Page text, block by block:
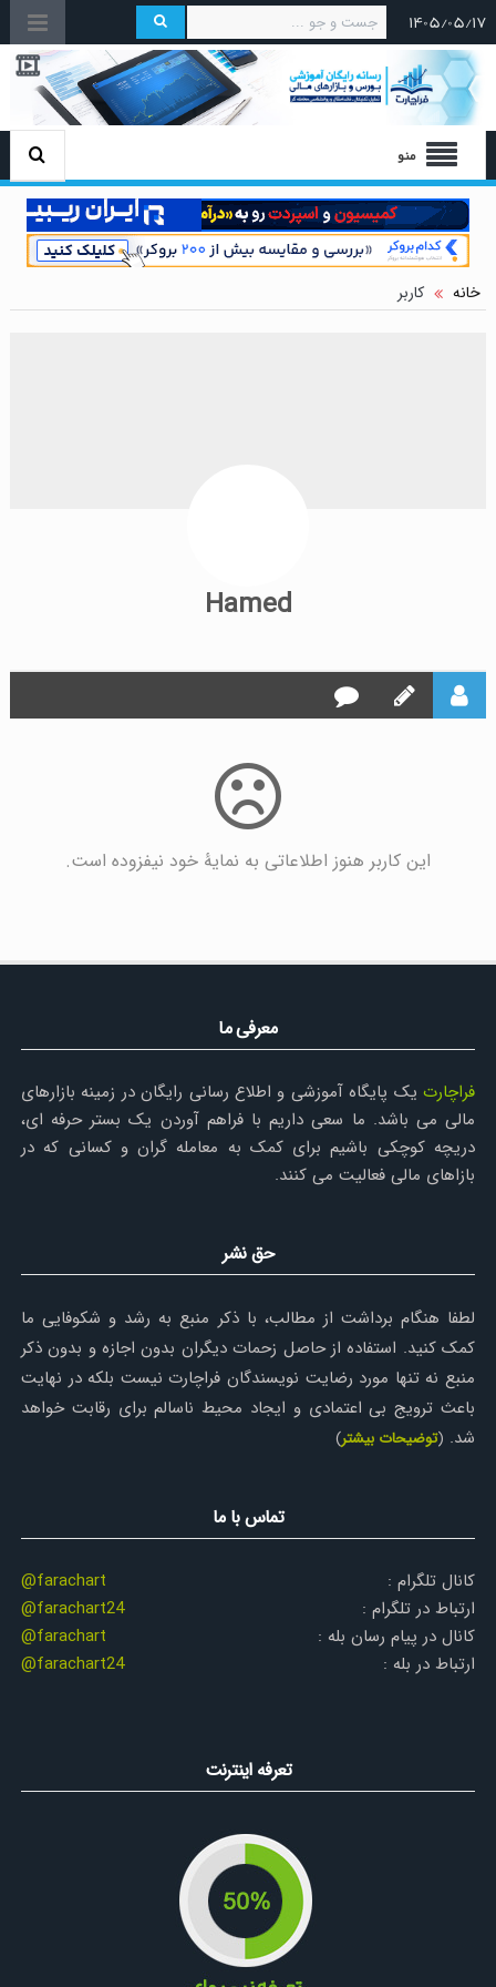
۱۴۰۵/۰۵/۱۷
منو
خانه کاربر
Hamed
این کاربر هنوز اطلاعاتی به نمایۀ خود نیفزوده است.
معرفی ما
فراچارتیک پایگاه آموزشی و اطلاع رسانی رایگان در زمینه بازارهای
مالی می باشد. ما سعی داریم با فراهم آوردن یک بستر حرفه ای،
دریچه کوچکی باشیم برای کمک به معامله گران و کسانی که در
بازاهای مالی فعالیت می کنند.
حق نشر
لطفا هنگام برداشت از مطالب، با ذکر منبع به رشد و شکوفایی ما
کمک کنید. استفاده از حاصل زحمات دیگران بدون اجازه و بدون ذکر
منبع نه تنها مورد رضایت نویسندگان فراچارت نیست بلکه در نهایت
باعث ترویج بی اعتمادی و ایجاد محیط ناسالم برای رقابت خواهد
شد. (توضیحات بیشتر)
تماس با ما
کانال تلگرام :
@farachart
ارتباط در تلگرام :
@farachart24
کانال در پیام رسان بله :
@farachart
ارتباط در بله :
@farachart24
تعرفه اینترنت